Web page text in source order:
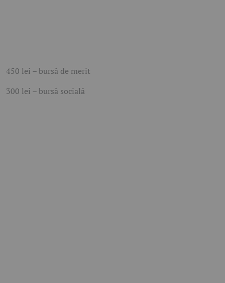
450 lei – bursă de merit
300 lei – bursă socială